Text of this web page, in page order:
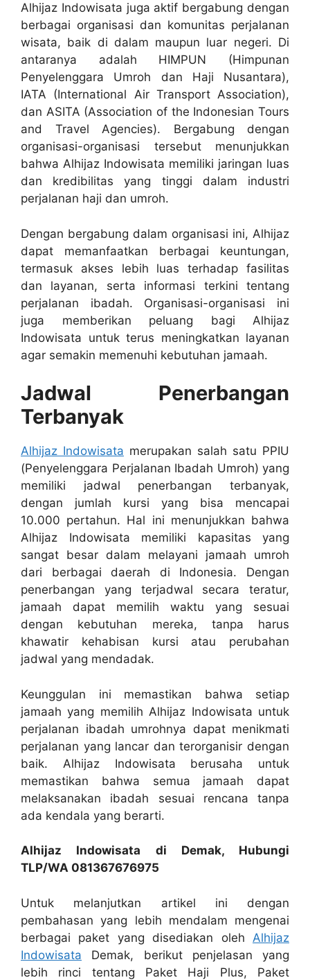
Alhijaz Indowisata juga aktif bergabung dengan
berbagai organisasi dan komunitas perjalanan
wisata, baik di dalam maupun luar negeri. Di
antaranya adalah HIMPUN (Himpunan
Penyelenggara Umroh dan Haji Nusantara),
IATA (International Air Transport Association),
dan ASITA (Association of the Indonesian Tours
and Travel Agencies). Bergabung dengan
organisasi-organisasi tersebut menunjukkan
bahwa Alhijaz Indowisata memiliki jaringan luas
dan kredibilitas yang tinggi dalam industri
perjalanan haji dan umroh.
Dengan bergabung dalam organisasi ini, Alhijaz
dapat memanfaatkan berbagai keuntungan,
termasuk akses lebih luas terhadap fasilitas
dan layanan, serta informasi terkini tentang
perjalanan ibadah. Organisasi-organisasi ini
juga memberikan peluang bagi Alhijaz
Indowisata untuk terus meningkatkan layanan
agar semakin memenuhi kebutuhan jamaah.
Jadwal Penerbangan
Terbanyak
Alhijaz Indowisata merupakan salah satu PPIU
(Penyelenggara Perjalanan Ibadah Umroh) yang
memiliki jadwal penerbangan terbanyak,
dengan jumlah kursi yang bisa mencapai
10.000 pertahun. Hal ini menunjukkan bahwa
Alhijaz Indowisata memiliki kapasitas yang
sangat besar dalam melayani jamaah umroh
dari berbagai daerah di Indonesia. Dengan
penerbangan yang terjadwal secara teratur,
jamaah dapat memilih waktu yang sesuai
dengan kebutuhan mereka, tanpa harus
khawatir kehabisan kursi atau perubahan
jadwal yang mendadak.
Keunggulan ini memastikan bahwa setiap
jamaah yang memilih Alhijaz Indowisata untuk
perjalanan ibadah umrohnya dapat menikmati
perjalanan yang lancar dan terorganisir dengan
baik. Alhijaz Indowisata berusaha untuk
memastikan bahwa semua jamaah dapat
melaksanakan ibadah sesuai rencana tanpa
ada kendala yang berarti.
Alhijaz Indowisata di Demak, Hubungi
TLP/WA 081367676975
Untuk melanjutkan artikel ini dengan
pembahasan yang lebih mendalam mengenai
berbagai paket yang disediakan oleh Alhijaz
Indowisata Demak, berikut penjelasan yang
lebih rinci tentang Paket Haji Plus, Paket